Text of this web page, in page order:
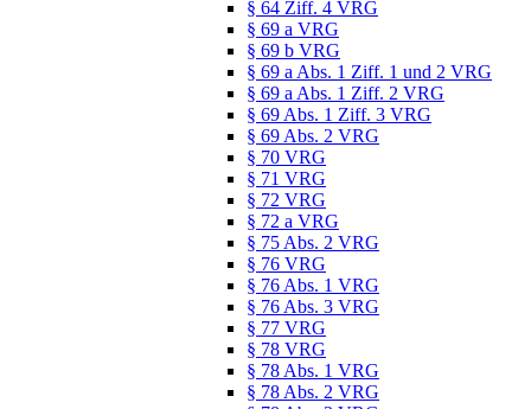
§ 64 Ziff. 4 VRG
§ 69 a VRG
§ 69 b VRG
§ 69 a Abs. 1 Ziff. 1 und 2 VRG
§ 69 a Abs. 1 Ziff. 2 VRG
§ 69 Abs. 1 Ziff. 3 VRG
§ 69 Abs. 2 VRG
§ 70 VRG
§ 71 VRG
§ 72 VRG
§ 72 a VRG
§ 75 Abs. 2 VRG
§ 76 VRG
§ 76 Abs. 1 VRG
§ 76 Abs. 3 VRG
§ 77 VRG
§ 78 VRG
§ 78 Abs. 1 VRG
§ 78 Abs. 2 VRG